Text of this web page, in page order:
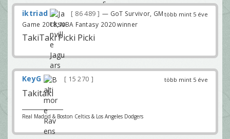
több mint 5 éve
iktriad 86 489
— GoT Survivor, GM
Game 2018, NBA Fantasy 2020 winner
TakiTaki Picki Picki
több mint 5 éve
KeyG 15 270
Takitaki
Real Madrid & Boston Celtics & Los Angeles Dodgers